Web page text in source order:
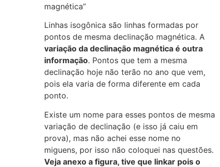
magnética”
Linhas isogônica são linhas formadas por
pontos de mesma declinação magnética. A
variação da declinação magnética é outra
informação. Pontos que tem a mesma
declinação hoje não terão no ano que vem,
pois ela varia de forma diferente em cada
ponto.
Existe um nome para esses pontos de mesma
variação de declinação (e isso já caiu em
prova), mas não achei esse nome no
miguens, por isso não coloquei nas questões.
Veja anexo a figura, tive que linkar pois o